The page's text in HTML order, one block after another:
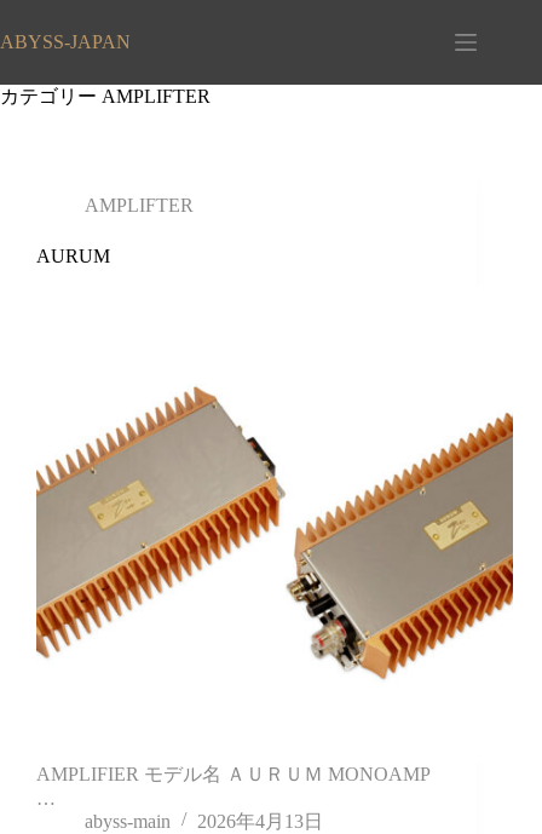
ン
ン
ツ
ABYSS-JAPAN
カテゴリー AMPLIFTER
AMPLIFTER
AURUM
AMPLIFIER モデル名 ＡＵＲＵＭ MONOAMP
…
abyss-main
2026年4月13日